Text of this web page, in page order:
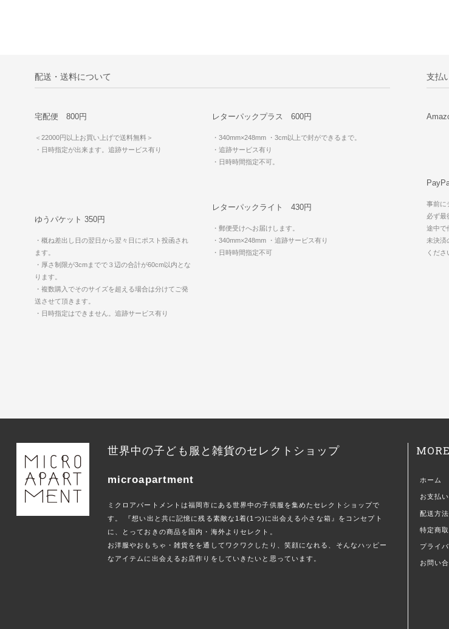
配送・送料について
宅配便 800円
＜22000円以上お買い上げで送料無料＞
・日時指定が出来ます。追跡サービス有り
レターパックプラス 600円
・340mm×248mm・3cm以上で封ができるまで。
・追跡サービス有り
・日時時間指定不可。
レターパックライト 430円
・郵便受けへお届けします。
・340mm×248mm・追跡サービス有り
・日時時間指定不可
ゆうパケット 350円
・概ね差出し日の翌日から翌々日にポスト投函され
ます。
・厚さ制限が3cmまでで３辺の合計が60cm以内とな
ります。
・複数購入でそのサイズを超える場合は分けてご発
送させて頂きます。
・日時指定はできません。追跡サービス有り
支払
事前に
必ず最
途中で
未決済
くださ
世界中の子ども服と雑貨のセレクトショップ
microapartment
ミクロアパートメントは福岡市にある世界中の子供服を集めたセレクトショップで
す。 『想い出と共に記憶に残る素敵な1着(1つ)に出会える小さな箱』をコンセプト
に、とっておきの商品を国内・海外よりセレクト。
お洋服やおもちゃ・雑貨をを通してワクワクしたり、笑顔になれる、そんなハッピー
なアイテムに出会えるお店作りをしていきたいと思っています。
ホーム
お支払
配送方
特定商
プライ
お問い